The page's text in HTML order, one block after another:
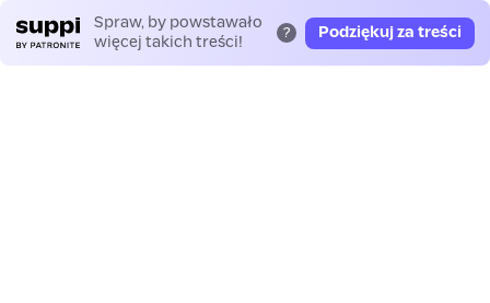
Spraw, by powstawało
więcej takich treści!
? Podziękuj za treści